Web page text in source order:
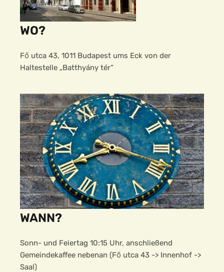
WO?
Fő utca 43, 1011 Budapest ums Eck von der
Haltestelle „Batthyány tér“
WANN?
Sonn- und Feiertag 10:15 Uhr, anschließend
Gemeindekaffee nebenan (Fő utca 43 -> Innenhof ->
Saal)